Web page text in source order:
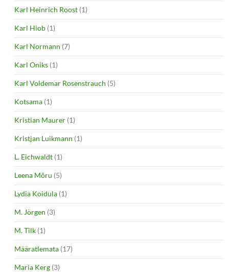
Karl Heinrich Roost (1)
Karl Hiob (1)
Karl Normann (7)
Karl Oniks (1)
Karl Voldemar Rosenstrauch (5)
Kotsama (1)
Kristian Maurer (1)
Kristjan Luikmann (1)
L. Eichwaldt (1)
Leena Mõru (5)
Lydia Koidula (1)
M. Jörgen (3)
M. Tilk (1)
Määratlemata (17)
Maria Kerg (3)